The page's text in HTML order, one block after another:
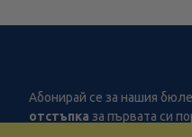
Абонирай се за нашия
отстъпка за първата си